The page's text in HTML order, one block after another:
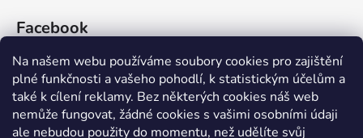
Na našem webu používáme soubory cookies pro zajištění
plné funkčnosti a vašeho pohodlí, k statistickým účelům a
také k cílení reklamy. Bez některých cookies náš web
nemůže fungovat, žádné cookies s vašimi osobními údaji
ale nebudou použity do momentu, než udělíte svůj
Facebook